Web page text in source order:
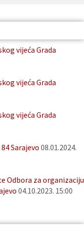
vijeća Grada
vijeća Grada
vijeća Grada
Sarajevo 08.01.2024.
Odbora za organizaciju
04.10.2023. 15:00